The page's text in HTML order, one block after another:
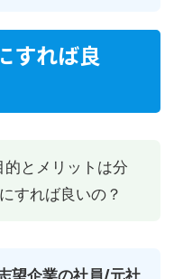
すれば良
的とメリットは分
すれば良いの？
企業の社員/元社